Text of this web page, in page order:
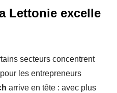
Lettonie excelle
secteurs concentrent
les entrepreneurs
arrive en tête : avec plus